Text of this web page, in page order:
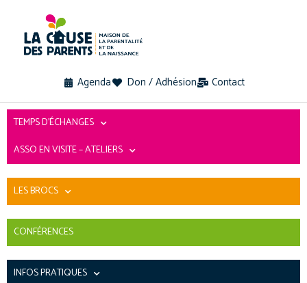
Agenda Don / Adhésion Contact
TEMPS D’ÉCHANGES
ASSO EN VISITE – ATELIERS
LES BROCS
CONFÉRENCES
INFOS PRATIQUES